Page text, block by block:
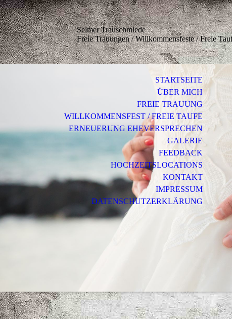
Selmer Trauschmiede
Freie Trauungen / Willkommensfeste / Freie
STARTSEITE
ÜBER MICH
FREIE TRAUUNG
WILLKOMMENSFEST / FREIE TAUFE
ERNEUERUNG EHEVERSPRECHEN
GALERIE
FEEDBACK
HOCHZEITSLOCATIONS
KONTAKT
IMPRESSUM
DATENSCHUTZERKLÄRUNG